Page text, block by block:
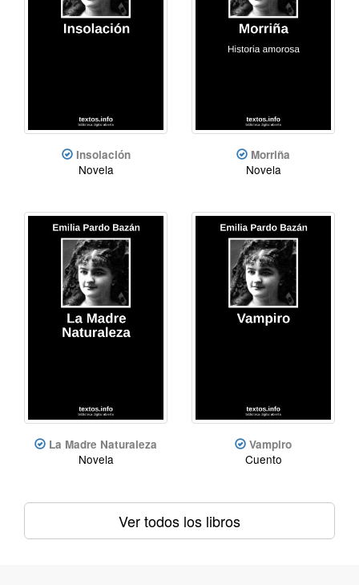
Insolación
Novela
Morriña
Novela
La Madre Naturaleza
Novela
Vampiro
Cuento
Ver todos los libros